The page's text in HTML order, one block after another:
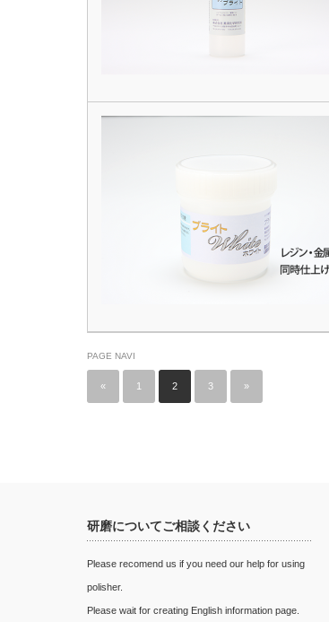
PAGE NAVI
« 1 2 3 »
研磨についてご相談ください
Please recomend us if you need our help for using
polisher.
Please wait for creating English information page.